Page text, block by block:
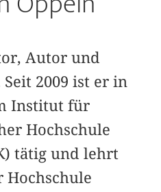
Autor und
2009 ist er in
Institut für
Hochschule
tätig und lehrt
Hochschule